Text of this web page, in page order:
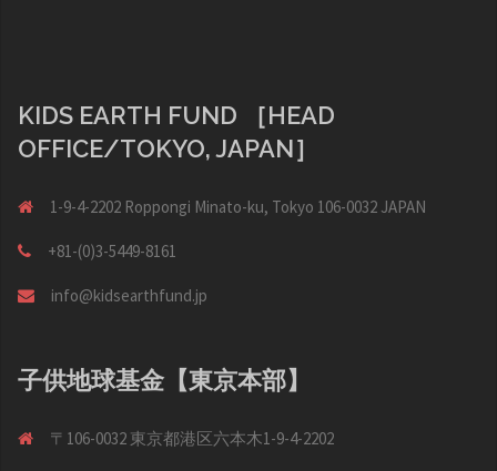
KIDS EARTH FUND ［HEAD
OFFICE/TOKYO, JAPAN］
1-9-4-2202 Roppongi Minato-ku, Tokyo 106-0032 JAPAN
+81-(0)3-5449-8161
info@kidsearthfund.jp
子供地球基金【東京本部】
〒106-0032 東京都港区六本木1-9-4-2202